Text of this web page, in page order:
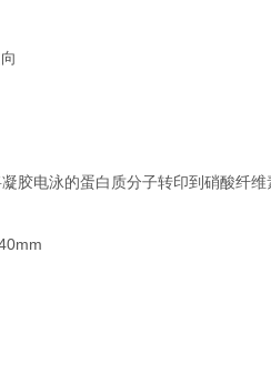
胶电泳的蛋白质分子转印到硝酸纤维